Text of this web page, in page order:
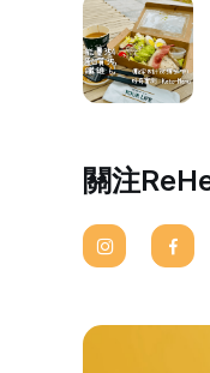
關注